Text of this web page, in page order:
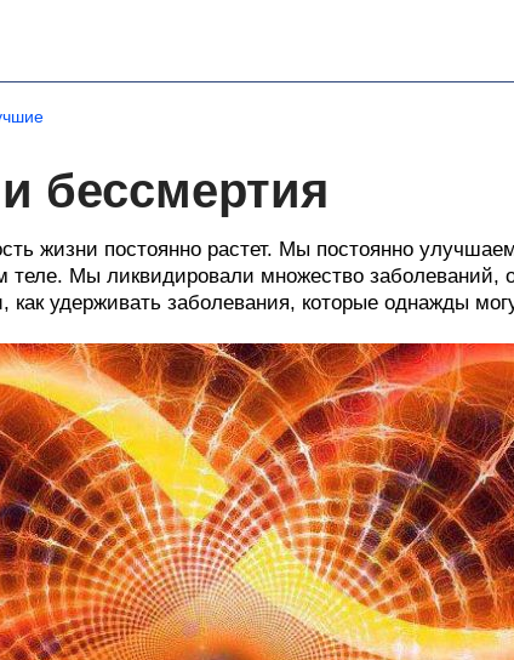
бессмертия
жизни постоянно растет. Мы постоянно
теле. Мы ликвидировали множество
как удерживать заболевания, которые однажды